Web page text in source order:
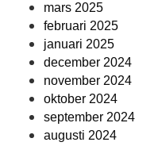
mars 2025
februari 2025
januari 2025
december 2024
november 2024
oktober 2024
september 2024
augusti 2024